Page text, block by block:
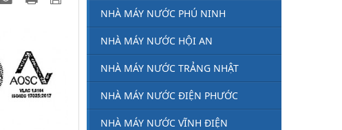
NHÀ MÁY NƯỚC PHÚ NINH
NHÀ MÁY NƯỚC HỘI AN
NHÀ MÁY NƯỚC TRẢNG NHẬT
NHÀ MÁY NƯỚC ĐIỆN PHƯỚC
NHÀ MÁY NƯỚC VĨNH ĐIỆN